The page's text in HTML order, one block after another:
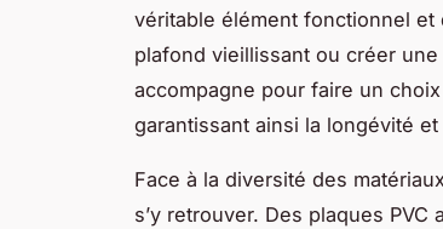
véritable élément fonctionnel
plafond vieillissant ou créer
accompagne pour faire un
garantissant ainsi la longévité
Face à la diversité des
s’y retrouver. Des plaques